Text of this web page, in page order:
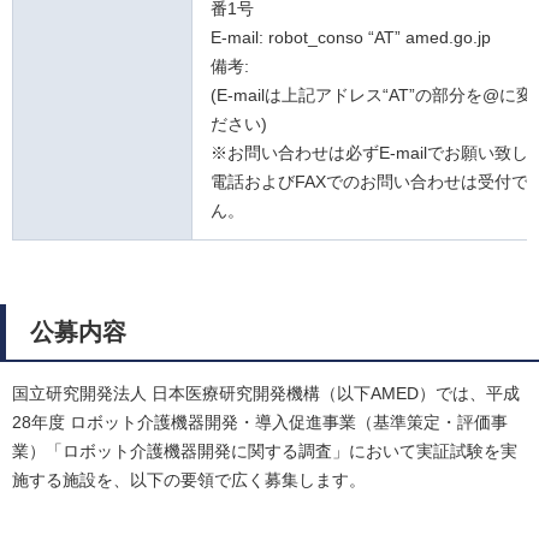
番1号
E-mail: robot_conso “AT” amed.go.jp
備考:
(E-mailは上記アドレス“AT”の部分を@に変
ださい)
※お問い合わせは必ずE-mailでお願い致し
電話およびFAXでのお問い合わせは受付で
ん。
公募内容
国立研究開発法人 日本医療研究開発機構（以下AMED）では、平成
28年度 ロボット介護機器開発・導入促進事業（基準策定・評価事
業）「ロボット介護機器開発に関する調査」において実証試験を実
施する施設を、以下の要領で広く募集します。